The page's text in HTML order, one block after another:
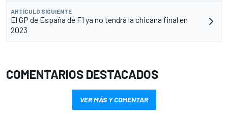
ARTÍCULO SIGUIENTE
El GP de España de F1 ya no tendrá la chicana final en
2023
COMENTARIOS DESTACADOS
VER MÁS Y COMENTAR